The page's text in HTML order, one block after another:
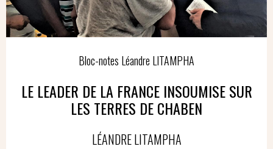
Bloc-notes Léandre LITAMPHA
LE LEADER DE LA FRANCE INSOUMISE SUR
LES TERRES DE CHABEN
LÉANDRE LITAMPHA